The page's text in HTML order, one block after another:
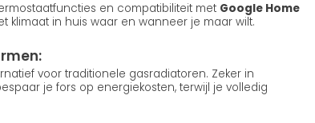
en compatibiliteit met Google Home
klimaat in huis waar en wanneer je maar wilt.
voor traditionele gasradiatoren. Zeker in
je fors op energiekosten, terwijl je volledig